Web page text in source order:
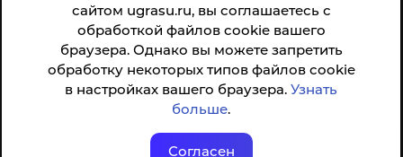
сайтом ugrasu.ru, вы соглашаетесь с
обработкой файлов cookie вашего
браузера. Однако вы можете запретить
обработку некоторых типов файлов cookie
в настройках вашего браузера.Узнать
больше.
Согласен
Анкета доступна по QR-коду, а так же по прямой
ссылке